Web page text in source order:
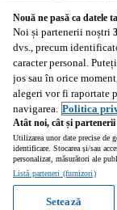
Nouă ne pasă ca datele
Noi și partenerii noștri
dvs., precum
caracter personal.
jos sau în orice
alegeri vor fi raportate
navigarea. Politica
Atât noi, cât și
Utilizarea unor date precise de
identificare. Stocarea și/sau
personalizat, măsurători ale
Listă parteneri (furnizori)
Setează